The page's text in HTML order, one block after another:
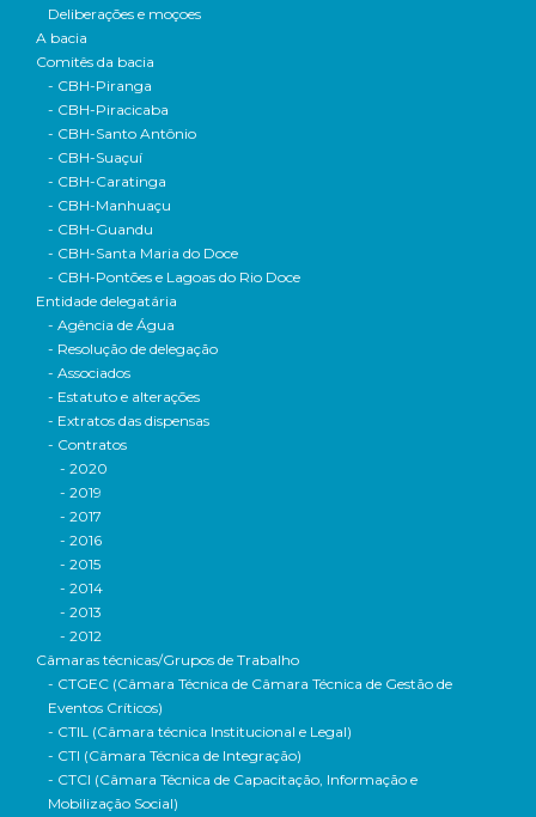
Deliberações e moçoes
A bacia
Comitês da bacia
- CBH-Piranga
- CBH-Piracicaba
- CBH-Santo Antônio
- CBH-Suaçuí
- CBH-Caratinga
- CBH-Manhuaçu
- CBH-Guandu
- CBH-Santa Maria do Doce
- CBH-Pontões e Lagoas do Rio Doce
Entidade delegatária
- Agência de Água
- Resolução de delegação
- Associados
- Estatuto e alterações
- Extratos das dispensas
- Contratos
- 2020
- 2019
- 2017
- 2016
- 2015
- 2014
- 2013
- 2012
Câmaras técnicas/Grupos de Trabalho
- CTGEC (Câmara Técnica de Câmara Técnica de Gestão de
Eventos Críticos)
- CTIL (Câmara técnica Institucional e Legal)
- CTI (Câmara Técnica de Integração)
- CTCI (Câmara Técnica de Capacitação, Informação e
Mobilização Social)